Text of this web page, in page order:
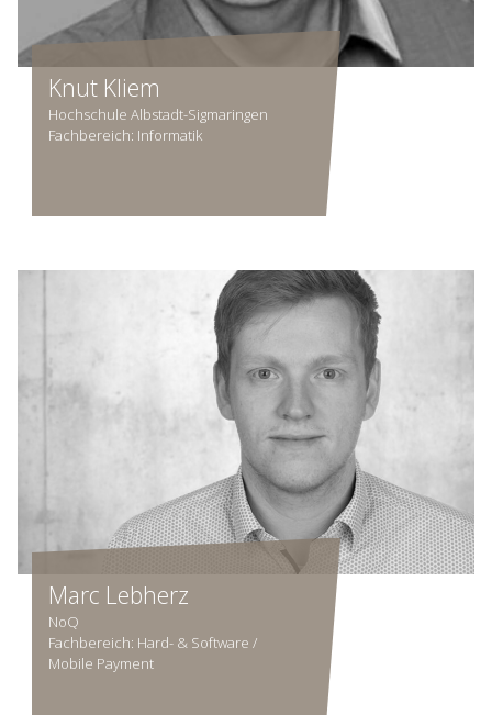
Knut Kliem
Hochschule Albstadt-Sigmaringen
Fachbereich: Informatik
Marc Lebherz
NoQ
Fachbereich: Hard- & Software /
Mobile Payment